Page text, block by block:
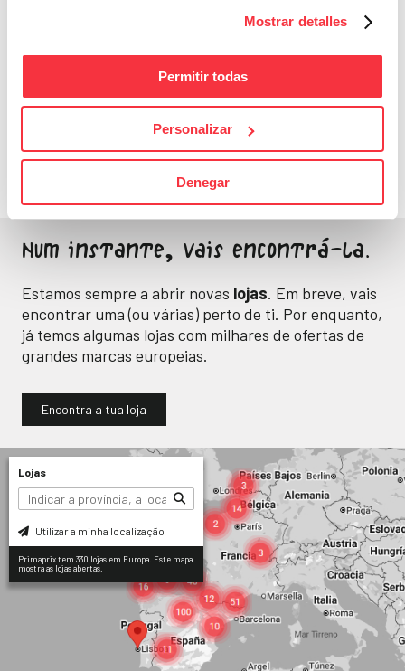
Mostrar detalles
Permitir todas
Personalizar
Denegar
Fitness
Energia e bem-estar
para o teu dia a dia.
Num instante, vais encontrá-la.
Estamos sempre a abrir novas lojas. Em breve, vais
encontrar uma (ou várias) perto de ti. Por enquanto,
já temos algumas lojas com milhares de ofertas de
grandes marcas europeias.
Encontra a tua loja
Lojas
Utilizar a minha localização
Primaprix tem 330 lojas em Europa. Este mapa
mostra as lojas abertas.